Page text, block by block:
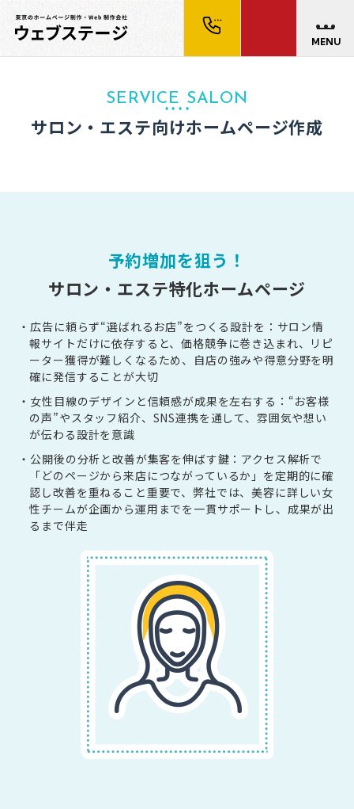
MENU
SERVICE SALON
サロン・エステ向けホームページ作成
予約増加を狙う！
サロン・エステ特化ホームページ
・広告に頼らず“選ばれるお店”をつくる設計を：サロン情
報サイトだけに依存すると、価格競争に巻き込まれ、リピ
ーター獲得が難しくなるため、自店の強みや得意分野を明
確に発信することが大切
・女性目線のデザインと信頼感が成果を左右する：“お客様
の声”やスタッフ紹介、SNS連携を通して、雰囲気や想い
が伝わる設計を意識
・公開後の分析と改善が集客を伸ばす鍵：アクセス解析で
「どのページから来店につながっているか」を定期的に確
認し改善を重ねること重要で、弊社では、美容に詳しい女
性チームが企画から運用までを一貫サポートし、成果が出
るまで伴走